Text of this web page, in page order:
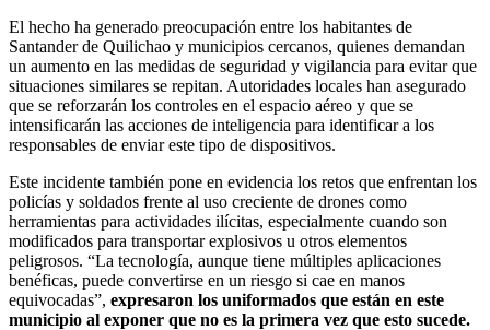
El hecho ha generado preocupación entre los habitantes de
Santander de Quilichao y municipios cercanos, quienes demandan
un aumento en las medidas de seguridad y vigilancia para evitar que
situaciones similares se repitan. Autoridades locales han asegurado
que se reforzarán los controles en el espacio aéreo y que se
intensificarán las acciones de inteligencia para identificar a los
responsables de enviar este tipo de dispositivos.
Este incidente también pone en evidencia los retos que enfrentan los
policías y soldados frente al uso creciente de drones como
herramientas para actividades ilícitas, especialmente cuando son
modificados para transportar explosivos u otros elementos
peligrosos. “La tecnología, aunque tiene múltiples aplicaciones
benéficas, puede convertirse en un riesgo si cae en manos
equivocadas”, expresaron los uniformados que están en este
municipio al exponer que no es la primera vez que esto sucede.